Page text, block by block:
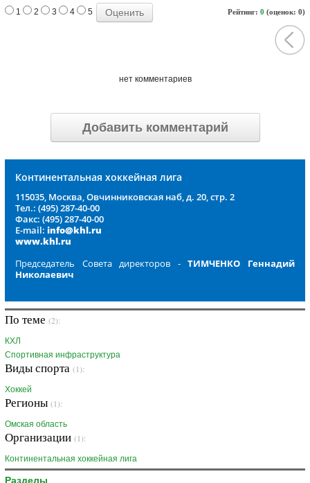
Рейтинг: 0 (оценок: 0)
1 2 3 4 5
нет комментариев
Добавить комментарий
Континентальная хоккейная лига
115035, Москва, Овчинниковская наб, д. 20, стр. 2
Тел.: (495) 287-40-00
Факс: (495) 287-40-00
E-mail: info@khl.ru
www.khl.ru
Председатель Совета директоров -ТИМЧЕНКО Геннадий
Николаевич
По теме (2):
КХЛ
Спортивная инфраструктура
Виды спорта (1):
Хоккей
Регионы (1):
Омская область
Организации (1):
Континентальная хоккейная лига
Разделы